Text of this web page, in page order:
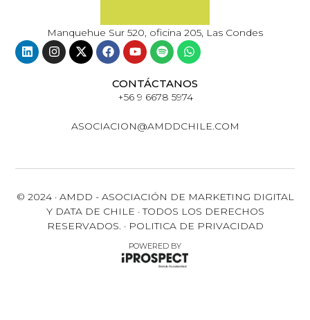
Manquehue Sur 520, oficina 205, Las Condes
CONTÁCTANOS
+56 9 6678 5974
ASOCIACION@AMDDCHILE.COM
© 2024 · AMDD - ASOCIACIÓN DE MARKETING DIGITAL
Y DATA DE CHILE · TODOS LOS DERECHOS
RESERVADOS. · POLITICA DE PRIVACIDAD
POWERED BY